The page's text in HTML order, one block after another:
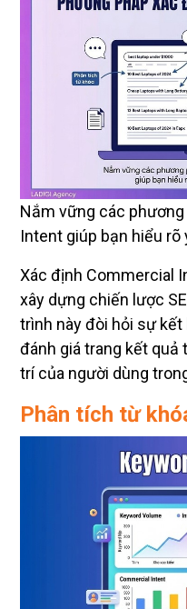
Nắm vững các
Intent giúp bạn hiểu
Xác định Commercial
xây dựng chiến lược
trình này đòi hỏi sự
đánh giá trang kết quả
trí của người dùng
Phân tích từ